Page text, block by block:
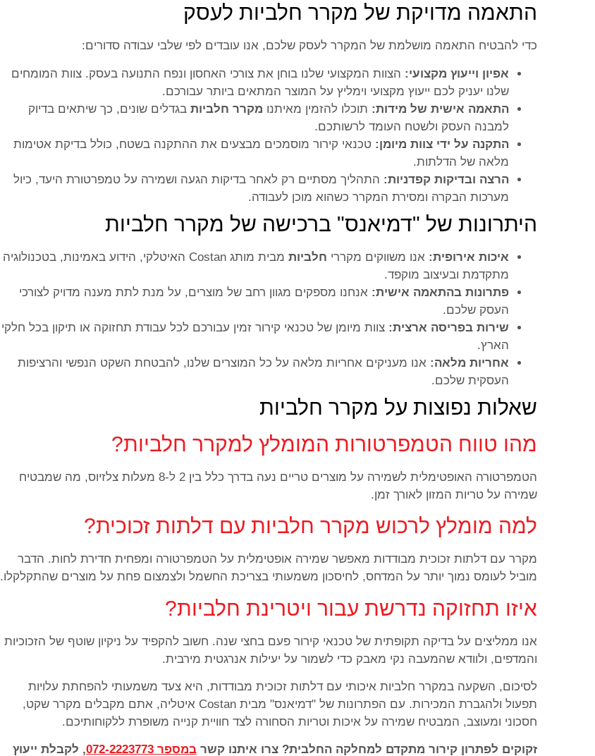
התאמה מדויקת של מקרר חלביות לעסק
כדי להבטיח התאמה מושלמת של המקרר לעסק שלכם, אנו עובדים לפי שלבי עבודה סדורים:
אפיון וייעוץ מקצועי: הצוות המקצועי שלנו בוחן את צורכי האחסון ונפח התנועה בעסק. צוות המומחים
שלנו יעניק לכם ייעוץ מקצועי וימליץ על המוצר המתאים ביותר עבורכם.
התאמה אישית של מידות: תוכלו להזמין מאיתנו מקרר חלביות בגדלים שונים, כך שיתאים בדיוק
למבנה העסק ולשטח העומד לרשותכם.
התקנה על ידי צוות מיומן: טכנאי קירור מוסמכים מבצעים את ההתקנה בשטח, כולל בדיקת אטימות
מלאה של הדלתות.
הרצה ובדיקות קפדניות: התהליך מסתיים רק לאחר בדיקות הגעה ושמירה על טמפרטורת היעד, כיול
מערכות הבקרה ומסירת המקרר כשהוא מוכן לעבודה.
היתרונות של "דמיאנס" ברכישה של מקרר חלביות
איכות אירופית: אנו משווקים מקררי חלביות
מבית מותג Costan האיטלקי, הידוע באמינות, בטכנולוגיה
מתקדמת ובעיצוב מוקפד.
פתרונות בהתאמה אישית: אנחנו מספקים מגוון רחב של מוצרים, על מנת לתת מענה מדויק לצורכי
העסק שלכם.
שירות בפריסה ארצית: צוות מיומן של טכנאי קירור זמין עבורכם לכל עבודת תחזוקה או תיקון בכל חלקי
הארץ.
אחריות מלאה: אנו מעניקים אחריות מלאה על כל המוצרים שלנו, להבטחת השקט הנפשי והרציפות
העסקית שלכם.
שאלות נפוצות על מקרר חלביות
מהו טווח הטמפרטורות המומלץ למקרר חלביות?
הטמפרטורה האופטימלית לשמירה על מוצרים טריים נעה בדרך כלל בין 2 ל-8 מעלות צלזיוס, מה שמבטיח
שמירה על טריות המזון לאורך זמן.
למה מומלץ לרכוש מקרר חלביות עם דלתות זכוכית?
מקרר עם דלתות זכוכית מבודדות מאפשר שמירה אופטימלית על הטמפרטורה ומפחית חדירת לחות. הדבר
מוביל לעומס נמוך יותר על המדחס, לחיסכון משמעותי בצריכת החשמל ולצמצום פחת על מוצרים שהתקלקלו.
איזו תחזוקה נדרשת עבור ויטרינת חלביות?
אנו ממליצים על בדיקה תקופתית של טכנאי קירור פעם בחצי שנה. חשוב להקפיד על ניקיון שוטף של הזכוכיות
והמדפים, ולוודא שהמעבה נקי מאבק כדי לשמור על יעילות אנרגטית מירבית.
לסיכום, השקעה במקרר חלביות איכותי עם דלתות זכוכית מבודדות, היא צעד משמעותי להפחתת עלויות
תפעול ולהגברת המכירות. עם הפתרונות של "דמיאנס" מבית Costan איטליה, אתם מקבלים מקרר שקט,
חסכוני ומעוצב, המבטיח שמירה על איכות וטריות הסחורה לצד חוויית קנייה משופרת ללקוחותיכם.
זקוקים לפתרון קירור מתקדם למחלקה החלבית? צרו איתנו קשר במספר 072-2223773
, לקבלת ייעוץ